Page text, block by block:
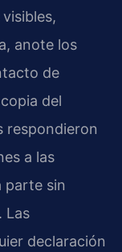
anote los
de
del
respondieron
a las
parte sin
Las
declaración